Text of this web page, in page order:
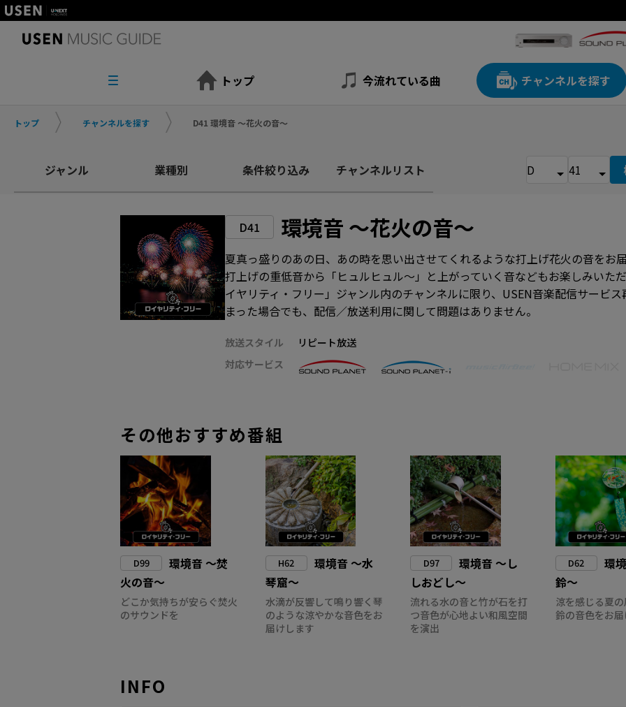
トップ 今流れている曲 チャンネルを探す
トップ チャンネルを探す D41 環境音 ～花火の音～
ジャンル 業種別 条件絞り込み チャンネルリスト
D41 環境音 ～花火の音～
夏真っ盛りのあの日、あの時を思い出させてくれるような打上げ花火の音をお
打上げの重低音から「ヒュルヒュル～」と上がっていく音などもお楽しみい
イヤリティ・フリー」ジャンル内のチャンネルに限り、USEN音楽配信サービ
まった場合でも、配信／放送利用に関して問題はありません。
放送スタイル
リピート放送
対応サービス
その他おすすめ番組
D99
環境音 ～焚
火の音～
どこか気持ちが安らぐ焚火
のサウンドを
H62
環境音 ～水
琴窟～
水滴が反響して鳴り響く琴
のような涼やかな音色をお
届けします
D97
環境音 ～し
しおどし～
流れる水の音と竹が石を打
つ音色が心地よい和風空間
を演出
D62
環
鈴～
涼を感じる夏
鈴の音色をお
INFO